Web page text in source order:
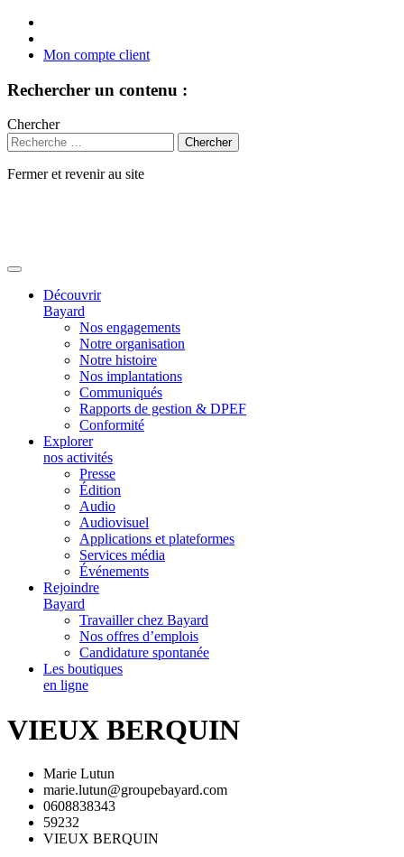
Mon compte client
Rechercher un contenu :
Chercher
Fermer et revenir au site
Découvrir
Bayard
Nos engagements
Notre organisation
Notre histoire
Nos implantations
Communiqués
Rapports de gestion & DPEF
Conformité
Explorer
nos activités
Presse
Édition
Audio
Audiovisuel
Applications et plateformes
Services média
Événements
Rejoindre
Bayard
Travailler chez Bayard
Nos offres d’emplois
Candidature spontanée
Les boutiques
en ligne
VIEUX BERQUIN
Marie Lutun
marie.lutun@groupebayard.com
0608838343
59232
VIEUX BERQUIN